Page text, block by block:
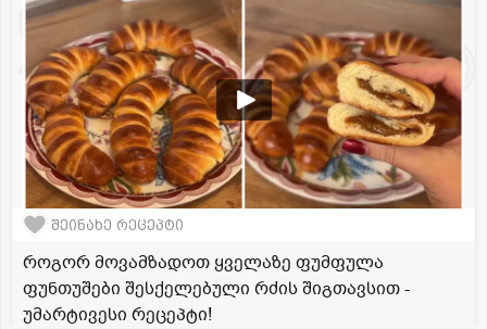
შეინახე რეცეპტი
როგორ მოვამზადოთ ყველაზე ფუმფულა
ფუნთუშები შესქელებული რძის შიგთავსით -
უმარტივესი რეცეპტი!